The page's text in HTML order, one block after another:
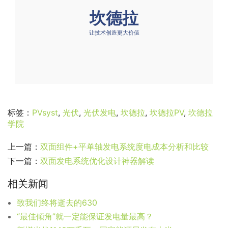
标签： PVsyst, 光伏, 光伏发电, 坎德拉, 坎德拉PV, 坎德拉
学院
上一篇： 双面组件+平单轴发电系统度电成本分析和比较
下一篇： 双面发电系统优化设计神器解读
相关新闻
致我们终将逝去的630
“最佳倾角”就一定能保证发电量最高？